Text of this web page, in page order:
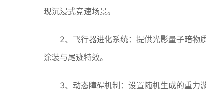
现沉浸式竞速场景。
2、飞行器进化系统：提供光影量子暗物
涂装与尾迹特效。
3、动态障碍机制：设置随机生成的重力